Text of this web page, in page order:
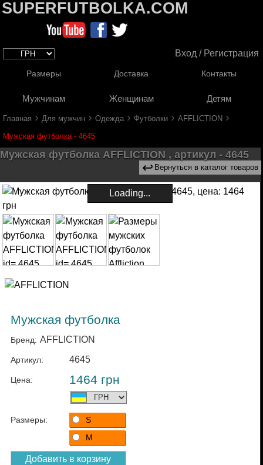
SUPERFUTBOLKA.COM
Вход / Регистрация
Размеры Доставка Контакты
Мужчинам Женщинам Детям
Главная › Для мужчин › Одежда › Футболки › AFFLICTION ›
Мужская футболка - 4645
Мужская футболка AFFLICTION , артикул - 4645
↩ Вернуться в каталог товаров
Loading...
Мужская футболка
Бренд: AFFLICTION
Артикул: 4645
Цена: 1464 грн
Размеры:
S
M